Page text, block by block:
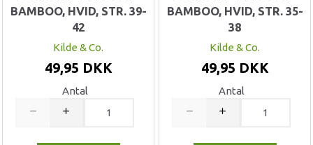
BAMBOO, HVID, STR. 39-
42
Kilde & Co.
49,95 DKK
Antal
BAMBOO, HVID, STR. 35-
38
Kilde & Co.
49,95 DKK
Antal